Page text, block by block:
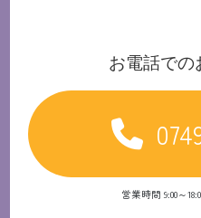
お電話での
営業時間 9:00～